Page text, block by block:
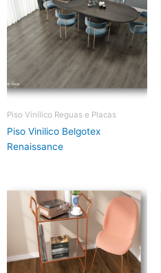
Piso Vinílico Reguas e Placas
Piso Vinilico Belgotex
Renaissance